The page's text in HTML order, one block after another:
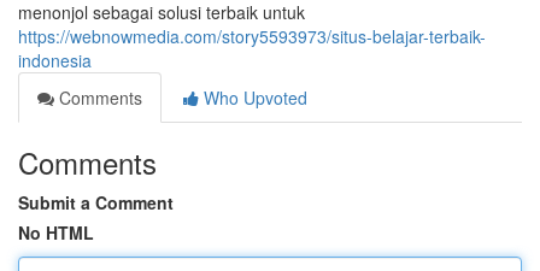
menonjol sebagai solusi terbaik untuk
https://webnowmedia.com/story5593973/situs-belajar-terbaik-
indonesia
Comments
Who Upvoted
Comments
Submit a Comment
No HTML